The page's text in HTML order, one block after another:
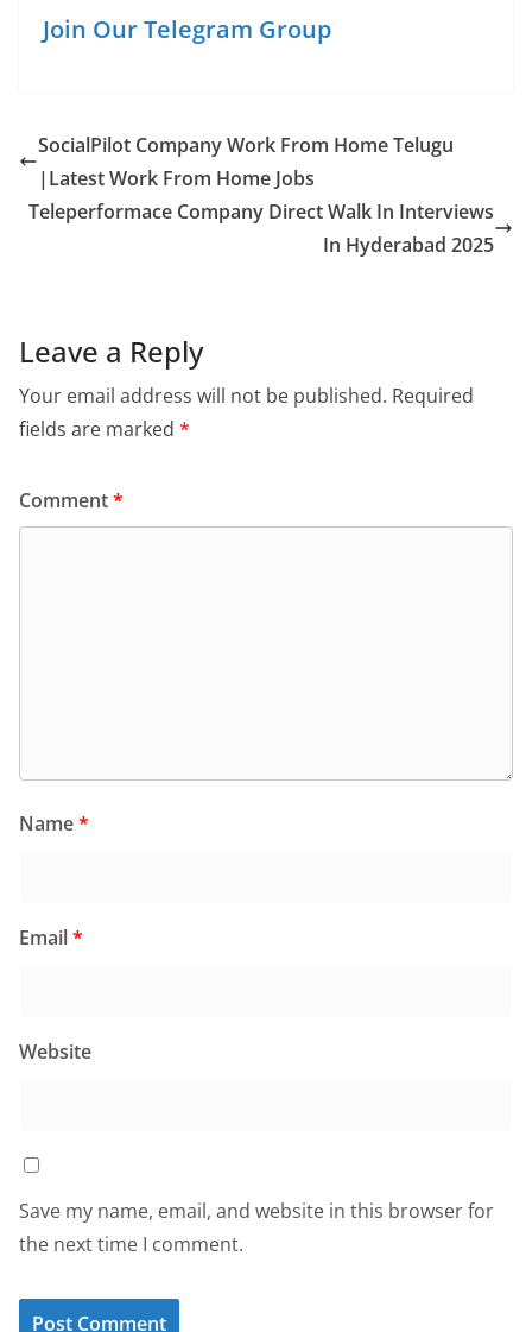
Join Our Telegram Group
SocialPilot Company Work From Home Telugu
|Latest Work From Home Jobs
Teleperformace Company Direct Walk In Interviews
In Hyderabad 2025
Leave a Reply
Your email address will not be published. Required
fields are marked *
Comment*
Name*
Email*
Website
Save my name, email, and website in this browser for
the next time I comment.